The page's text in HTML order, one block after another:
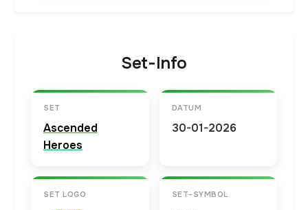
Set-Info
SET
Ascended
Heroes
DATUM
30-01-2026
SET LOGO SET-SYMBOL